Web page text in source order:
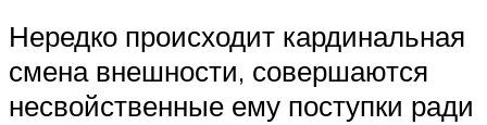
Нередко происходит кардинальная
смена внешности, совершаются
несвойственные ему поступки ради